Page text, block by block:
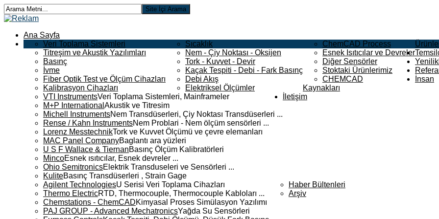
Ana Sayfa
Veri Toplama Sistemleri
Titreşim ve Akustik Yazılımları
Basınç
İvme
Fiber Optik Test ve Ölçüm Cihazları
Kalibrasyon Cihazları
Sıcaklık
Nem - Çiy Noktası - Oksijen
Tork - Kuvvet - Devir
Kaçak Tespiti - Debi - Fark Basınç
Debi Akış
Elektriksel Ölçümler
ChemCAD Process
Esnek Isıtıcılar ve Devreler
Diğer Sensörler
Stoktaki Ürünlerimiz
CHEMCAD
VTI InstrumentsVeri Toplama Sistemleri, Mainframeler
M+P International Akustik ve Titresim
Michell InstrumentsNem Transdüserleri, Çiy Noktası Transdüserleri ...
Rense / Kahn InstrumentsNem Problari - Nem ölçüm sensörleri ...
Lorenz MesstechnikTork ve Kuvvet Ölçümü ve çevre elemanları
MAC Panel CompanyBaglantı ara yüzleri
U S F Wallace & TiernanBasınç Ölçüm Kalibratörleri
MincoEsnek ısıtıcılar, Esnek devreler ...
Ohio SemitronicsElektrik Transduseleri ve Sensörleri ...
KuliteBasınç Transdüserleri , Strain Gage
Agilent TechnologiesU Serisi Veri Toplama Cihazları
Thermo ElectricRTD, Thermocouple, Thermocouple Kabloları ...
Chemstations - ChemCADKimyasal Proses Simülasyon Yazılımı
PAJ GROUP - Advanced MechatronicsYağda Su Sensörleri
Haber Bültenleri
Arşiv
İnsan
Kaynakları
İletişim